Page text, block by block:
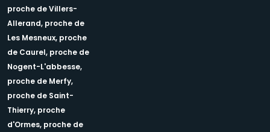
proche de Villers-
Allerand, proche de
Les Mesneux, proche
de Caurel, proche de
Nogent-L'abbesse,
proche de Merfy,
proche de Saint-
Thierry, proche
d'Ormes, proche de